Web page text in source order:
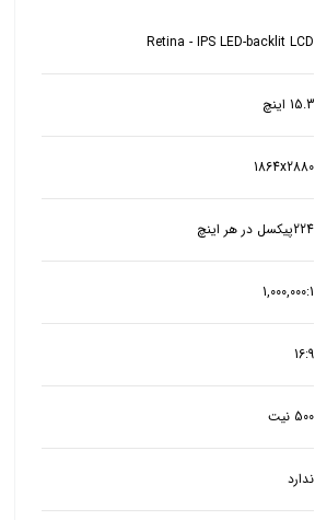
Retina - IPS LED-backlit LCD
15.3 اینچ
1864x2880
224پیکسل در هر اینچ
1,000,000:1
16:9
500 نیت
ندارد